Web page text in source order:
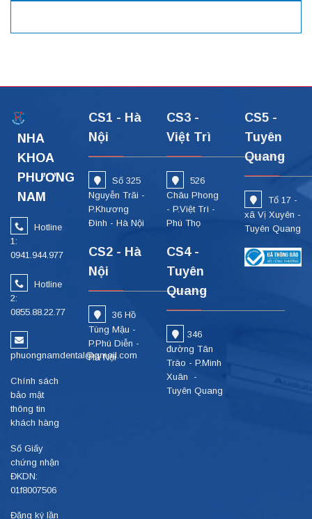
NHA
KHOA
PHƯƠNG
NAM
Hotline
1:
0941.944.977
Hotline
2:
0855.88.22.77
phuongnamdental@gmail.com
Chính sách
bảo mật
thông tin
khách hàng
Số Giấy
chứng nhận
ĐKDN:
01f8007506
Đăng ký lần
CS1 - Hà
Nội
Số 325
Nguyễn Trãi -
P.Khương
Đình - Hà Nội
CS2 - Hà
Nội
36 Hồ
Tùng Mậu -
P.Phú Diễn -
Hà Nội
CS3 -
Việt Trì
526
Châu Phong
- P.Việt Trì -
Phú Thọ
CS4 -
Tuyên
Quang
346
đường Tân
Trào - P.Minh
Xuân -
Tuyên Quang
CS5 -
Tuyên
Quang
Tổ 17 -
xã Vị Xuyên -
Tuyên Quang